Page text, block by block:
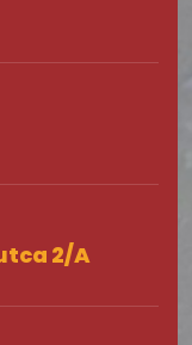
2/A